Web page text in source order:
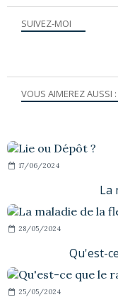
SUIVEZ-MOI
VOUS AIMEREZ AUSSI :
17/06/2024
La
28/05/2024
Qu'est-
25/05/2024